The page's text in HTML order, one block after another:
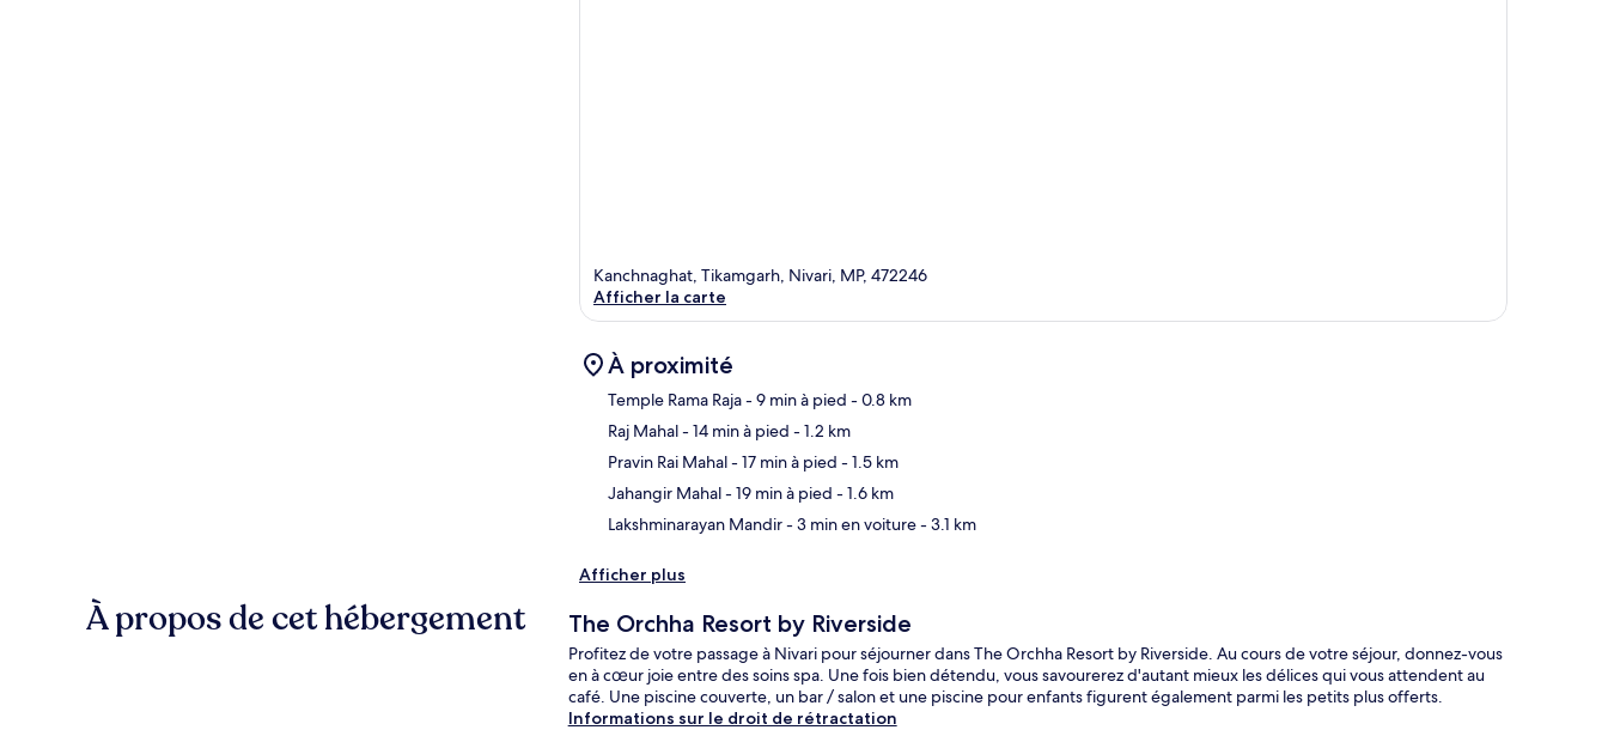
Kanchnaghat, Tikamgarh, Nivari, MP, 472246
Afficher la carte
À proximité
Temple Rama Raja- 9 min à pied - 0.8 km
Raj Mahal- 14 min à pied - 1.2 km
Pravin Rai Mahal- 17 min à pied - 1.5 km
Jahangir Mahal- 19 min à pied - 1.6 km
Lakshminarayan Mandir- 3 min en voiture- 3.1 km
Afficher plus
À propos de cet hébergement The Orchha Resort by Riverside
Profitez de votre passage à Nivari pour séjourner dans The Orchha Resort by Riverside. Au cours de votre séjour, donnez-vous
en à cœur joie entre des soins spa. Une fois bien détendu, vous savourerez d'autant mieux les délices qui vous attendent au
café. Une piscine couverte, un bar / salon et une piscine pour enfants figurent également parmi les petits plus offerts.
Informations sur le droit de rétractation